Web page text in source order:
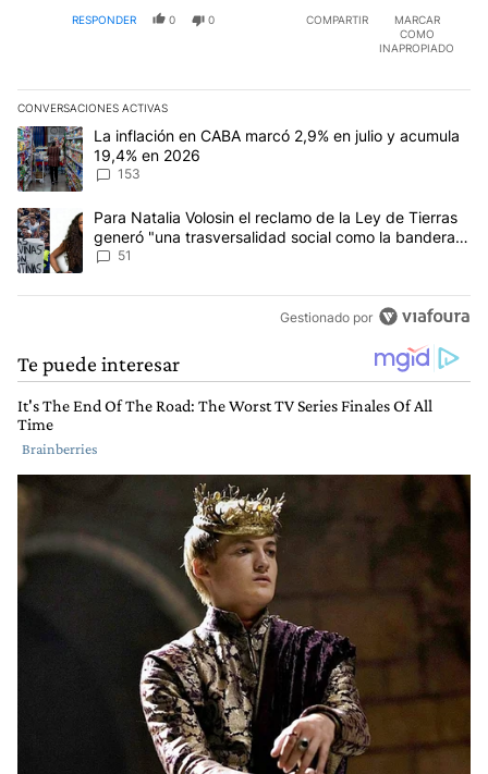
RESPONDER 0 0 COMPARTIR
MARCAR
COMO
INAPROPIADO
CONVERSACIONES ACTIVAS
Este listado muestra los artículos con más comentarios en los
Un artículo de tendencia con el título "La inflación en CABA
La inflación en CABA marcó 2,9% en julio y acumula
19,4% en 2026
153
Un artículo de tendencia con el título "Para Natalia Volosin el
Para Natalia Volosin el reclamo de la Ley de Tierras
generó "una trasversalidad social como la bandera
de Malvinas"
51
Gestionado por